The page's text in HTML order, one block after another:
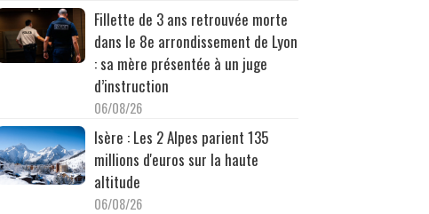
Fillette de 3 ans retrouvée morte
dans le 8e arrondissement de Lyon
: sa mère présentée à un juge
d’instruction
06/08/26
Isère : Les 2 Alpes parient 135
millions d'euros sur la haute
altitude
06/08/26